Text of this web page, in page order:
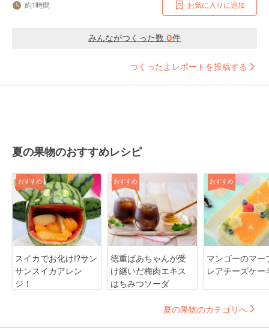
約1時間 お気に入りに追加
みんながつくった数 0件
つくったよレポートを投稿する
夏の果物のおすすめレシピ
おすすめ
スイカでお化け⁉サン
サンスイカアレン
ジ！
おすすめ
徳重ばあちゃんが受
け継いだ梅肉エキス
はちみつソーダ
おすすめ
マンゴーのマー
レアチーズケー
夏の果物のカテゴリへ